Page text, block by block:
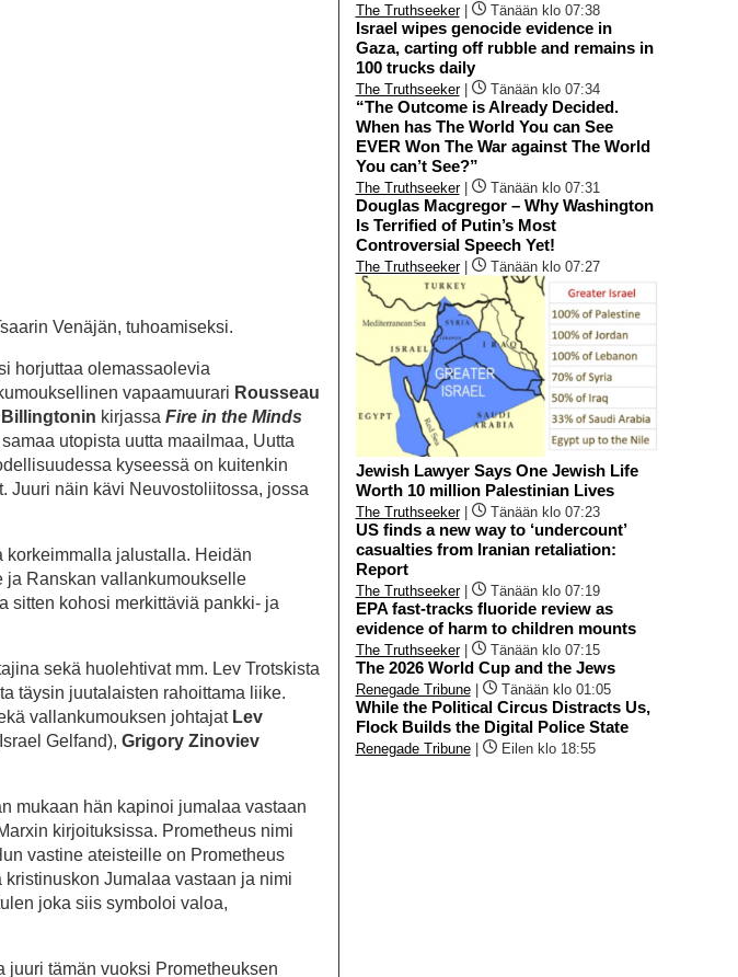
Venäjän, tuhoamiseksi.
horjuttaa olemassaolevia
vapaamuurari Rousseau
kirjassa Fire in the Minds
utopista uutta maailmaa, Uutta
kyseessä on kuitenkin
Juuri näin kävi Neuvostoliitossa, jossa
jalustalla. Heidän
ja Ranskan vallankumoukselle
sitten kohosi merkittäviä pankki- ja
sekä huolehtivat mm. Lev Trotskista
täysin juutalaisten rahoittama liike.
vallankumouksen johtajat Lev
Gelfand), Grigory Zinoviev
mukaan hän kapinoi jumalaa vastaan
kirjoituksissa. Prometheus nimi
vastine ateisteille on Prometheus
Jumalaa vastaan ja nimi
joka siis symboloi valoa,
juuri tämän vuoksi Prometheuksen
The Truthseeker| Tänään klo 07:38
Israel wipes genocide evidence in
Gaza, carting off rubble and remains in
100 trucks daily
The Truthseeker| Tänään klo 07:34
“The Outcome is Already Decided.
When has The World You can See
EVER Won The War against The World
You can’t See?”
The Truthseeker| Tänään klo 07:31
Douglas Macgregor – Why Washington
Is Terrified of Putin’s Most
Controversial Speech Yet!
The Truthseeker| Tänään klo 07:27
Jewish Lawyer Says One Jewish Life
Worth 10 million Palestinian Lives
The Truthseeker| Tänään klo 07:23
US finds a new way to ‘undercount’
casualties from Iranian retaliation:
Report
The Truthseeker| Tänään klo 07:19
EPA fast-tracks fluoride review as
evidence of harm to children mounts
The Truthseeker| Tänään klo 07:15
The 2026 World Cup and the Jews
Renegade Tribune| Tänään klo 01:05
While the Political Circus Distracts Us,
Flock Builds the Digital Police State
Renegade Tribune| Eilen klo 18:55